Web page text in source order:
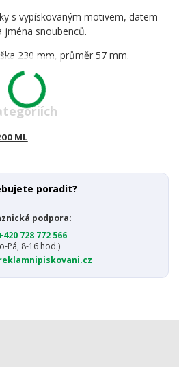
s vypískovaným motivem, datem
jména snoubenců.
230 mm, průměr 57 mm.
ML
poradit?
podpora:
728 772 566
Pá, 8-16 hod.)